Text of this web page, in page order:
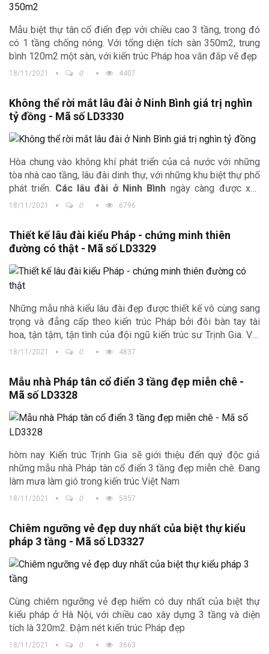
Mẫu biệt thự tân cổ điển đẹp với chiều cao 3 tầng, trong đó
có 1 tầng chống nóng. Với tổng diện tích sàn 350m2, trung
bình 120m2 một sàn, với kiến trúc Pháp hoa văn đắp vẽ đẹp
18/11/2021 0 4407
Không thể rời mắt lâu đài ở Ninh Bình giá trị nghìn
tỷ đồng - Mã số LD3330
Hòa chung vào không khí phát triển của cả nước với những
tòa nhà cao tầng, lâu đài dinh thự, với những khu biệt thự phố
phát triển. Các lâu đài ở Ninh Bình ngày càng được xây
dựng nhiều. Với sự sở hữu của nhiều đại gia khác nhau, việc
mẫu thiết kế lộng lẫy xa hoa như những cung điện của vua
chúa cũng như thời gian, kinh phí, trí lực thiết kế nên những
lâu đài đẹp nhất Việt Nam tại Ninh Bình.
18/11/2021 0 6796
Thiết kế lâu đài kiểu Pháp - chứng minh thiên
đường có thật - Mã số LD3329
Những mẫu nhà kiểu lâu đài đẹp được thiết kế vô cùng sang
trọng và đẳng cấp theo kiến trúc Pháp bởi đôi bàn tay tài
hoa, tận tậm, tận tình của đội ngũ kiến trúc sư Trịnh Gia. Với
mong muốn của chúng tôi luôn kiến tạo những
hội của gia chủ với một không gian sống hoàn hảo nhất.
18/11/2021 0 4837
Mẫu nhà Pháp tân cổ điển 3 tầng đẹp miễn chê -
Mã số LD3328
hôm nay Kiến trúc Trịnh Gia sẽ giới thiệu đến quý độc giả
những mẫu nhà Pháp tân cổ điển 3 tầng đẹp miễn chê. Đang
làm mưa làm gió trong kiến trúc Việt Nam
18/11/2021 0 5957
Chiêm ngưỡng vẻ đẹp duy nhất của biệt thự kiểu
pháp 3 tầng - Mã số LD3327
Cùng chiêm ngưỡng vẻ đẹp hiếm có duy nhất của biệt thự
kiểu pháp ở Hà Nội, với chiều cao xây dựng 3 tầng và diện
tích là 320m2. Đậm nét kiến trúc Pháp đẹp
18/11/2021 0 3663